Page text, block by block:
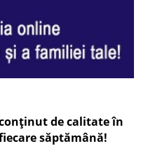
de calitate în
săptămână!